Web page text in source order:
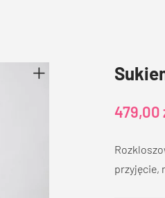
479,00
przyjęcie,